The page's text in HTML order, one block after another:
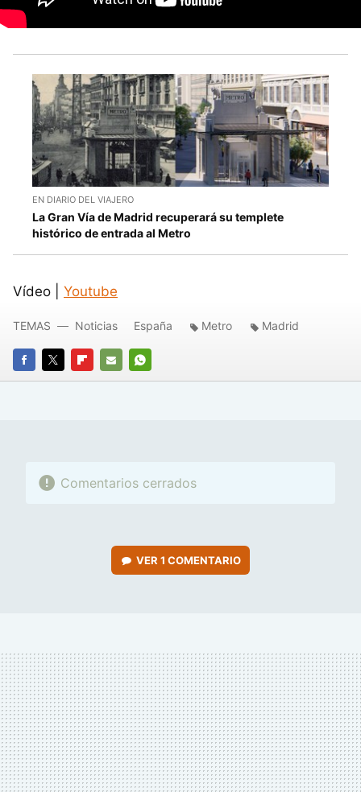
EN DIARIO DEL VIAJERO
La Gran Vía de Madrid recuperará su templete
histórico de entrada al Metro
Vídeo | Youtube
FACEBOOK
TWITTERFLIPBOARD
E-
WHATSAPP
TEMAS Noticias España Metro Madrid
Comentarios cerrados
VER 1 COMENTARIO